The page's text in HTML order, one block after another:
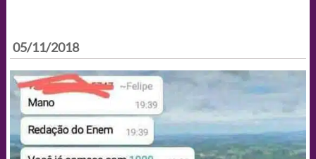
05/11/2018